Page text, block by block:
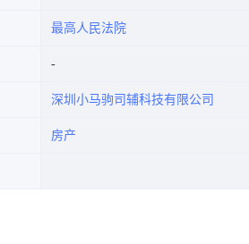
最高人民法院
深圳小马驹司辅科技有限公司
房产